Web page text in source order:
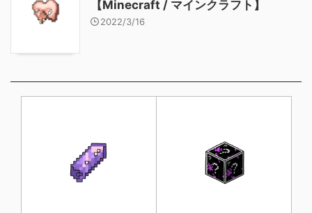
【Minecraft / マインクラフト】
2022/3/16